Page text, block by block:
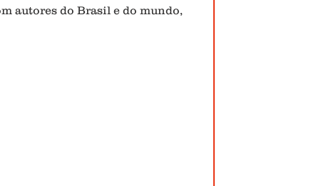
autores do Brasil e do mundo,